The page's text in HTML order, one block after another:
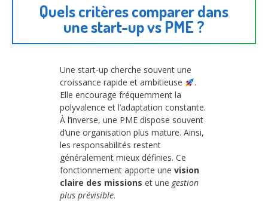
Quels critères comparer dans
une start-up vs PME ?
Une start-up cherche souvent une
croissance rapide et ambitieuse
.
Elle encourage fréquemment la
polyvalence et l’adaptation constante.
À l’inverse, une PME dispose souvent
d’une organisation plus mature. Ainsi,
les responsabilités restent
généralement mieux définies. Ce
fonctionnement apporte une vision
claire des missions et une gestion
plus prévisible.